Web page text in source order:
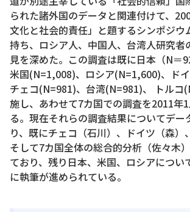
られた諸外国のデータと関連付けて、
文化と社会的責任」と題するシンポジウ
持ち、ロシア人、中国人、台湾人研究者
見を深めた。この調査は既に日本（N＝
米国(N=1,008)、ロシア(N=1,600)、ドイ
チェコ(N=981)、台湾(N=981)、 トルコ
施し、あわせて7カ国での調査を2011年
る。現在それらの調査結果についてデー
り、既にチェコ（石川）、ドイツ（森）
そして7カ国全体の総合的分析（佐々木
ており、残り日本、米国、ロシアについ
に執筆が進められている。